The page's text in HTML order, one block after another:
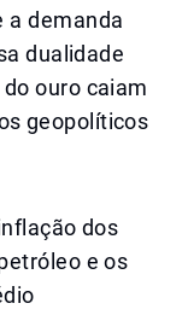
a demanda
dualidade
ouro caiam
geopolíticos
dos
e os